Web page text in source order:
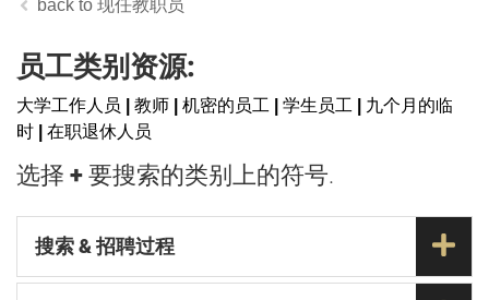
现任教职员
员工类别资源:
大学工作人员 教师 机密的员工 学生员工
九个月的临
时
在职退休人员
选择 + 要搜索的类别上的符号.
搜索 & 招聘过程